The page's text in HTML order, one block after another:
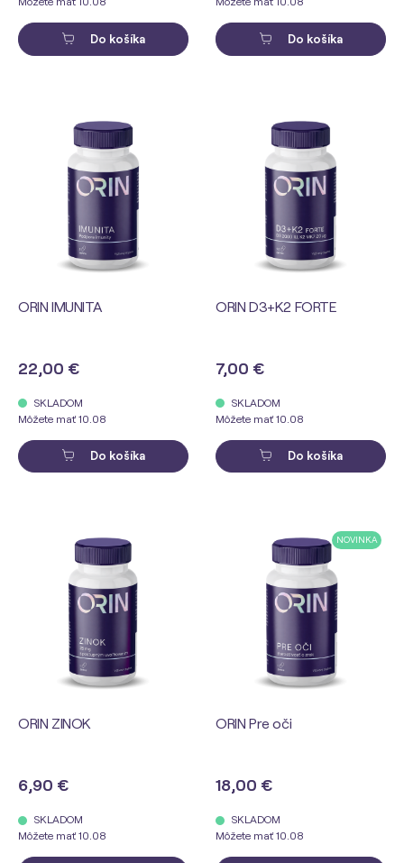
Do košíka Do košíka
ORIN IMUNITA
22,00 €
SKLADOM
Môžete mať 10.08
Do košíka
ORIN D3+K2 FORTE
7,00 €
SKLADOM
Môžete mať 10.08
Do košíka
ORIN ZINOK
6,90 €
SKLADOM
Môžete mať 10.08
NOVINKA
ORIN Pre oči
18,00 €
SKLADOM
Môžete mať 10.08